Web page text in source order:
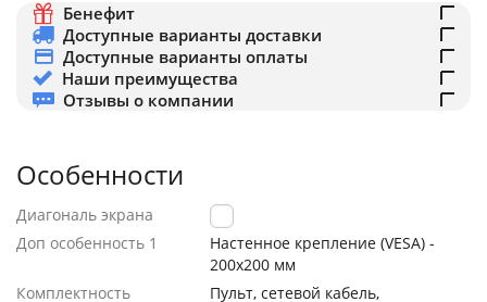
Бенефит
Доступные варианты доставки
Доступные варианты оплаты
Наши преимущества
Отзывы о компании
Особенности
Диагональ экрана
50 "
Доп особенность 1
Настенное крепление (VESA) -
200x200 мм
Комплектность
Пульт, сетевой кабель,